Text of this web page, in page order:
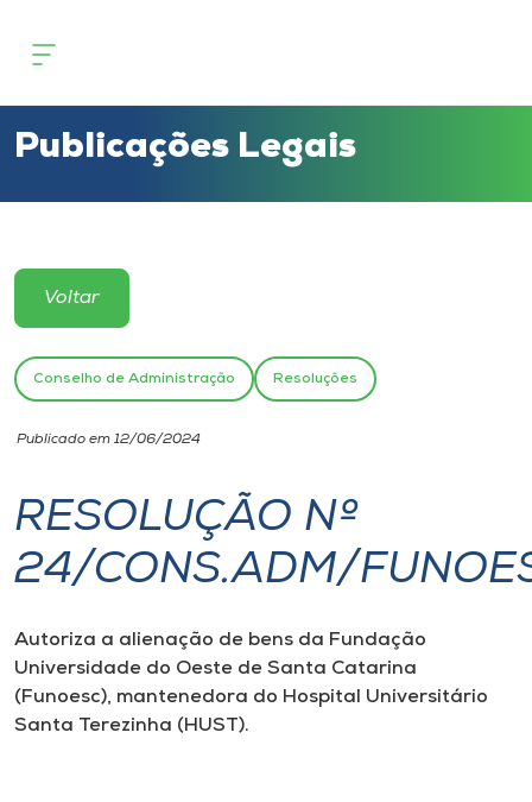
Cursos
Atendimento ao Estudante
Portal de Ensino
Unoesc
Internacionalização
I.nova
Diplomados
Cultura
Publicações Legais
Voltar
Conselho de Administração Resoluções
Publicado em 12/06/2024
RESOLUÇÃO Nº
24/CONS.ADM/
Autoriza a alienação de bens da Fundação
Universidade do Oeste de Santa Catarina
(Funoesc), mantenedora do Hospital Universitário
Santa Terezinha (HUST).